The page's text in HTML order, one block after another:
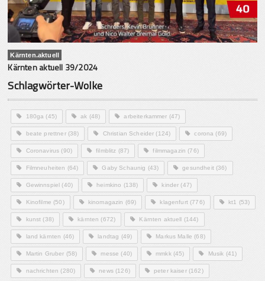
Kärnten.aktuell
Kärnten aktuell 39/2024
Schlagwörter-Wolke
180ga (45) ak (48) arbeiterkammer (47)
beate prettner(38) Christian Scheider (124) corona (69)
Coronavirus (90) filmblitz (87) filmmagazin (76)
Filmneuheiten (64) Gaby Schaunig (43) gesundheit(36)
Gewinnspiel (40) heimkino (138) kinder (47)
Kinofilme (50) kinomagazin (69) klagenfurt(776) kt1 (53)
kunst (38) kärnten (672) Kärnten aktuell (144)
land kärnten (46) landtag (49) Markus Malle (68)
Martin Gruber (58) messe (40) mmkk(45) Musik (41)
nachrichten (280) news(126) peter kaiser(162)